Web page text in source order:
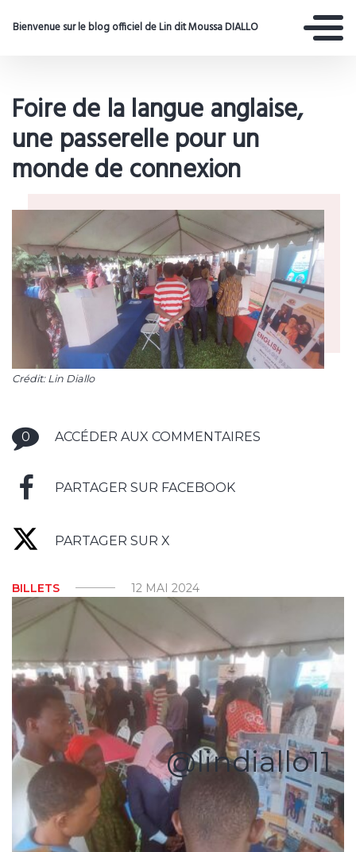
Bienvenue sur le blog officiel de Lin dit Moussa DIALLO
Foire de la langue anglaise,
une passerelle pour un
monde de connexion
Crédit: Lin Diallo
0 ACCÉDER AUX COMMENTAIRES
PARTAGER SUR FACEBOOK
PARTAGER SUR X
BILLETS 12 MAI 2024
@lindiallo11